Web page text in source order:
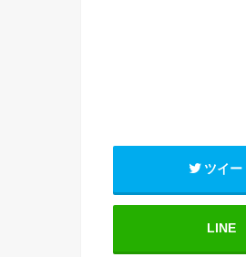
ツイー
LINE